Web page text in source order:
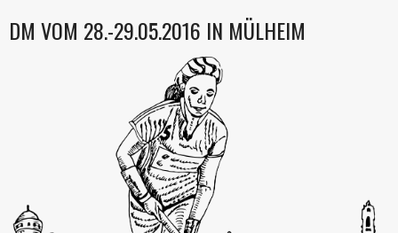
DM VOM 28.-29.05.2016 IN MÜLHEIM